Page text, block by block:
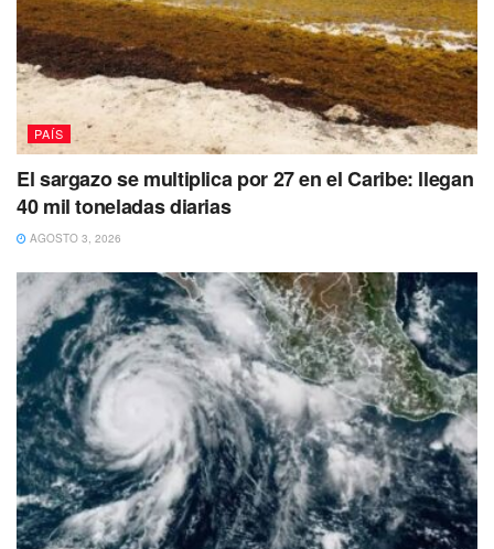
PAÍS
El sargazo se multiplica por 27 en el Caribe: llegan
40 mil toneladas diarias
AGOSTO 3, 2026